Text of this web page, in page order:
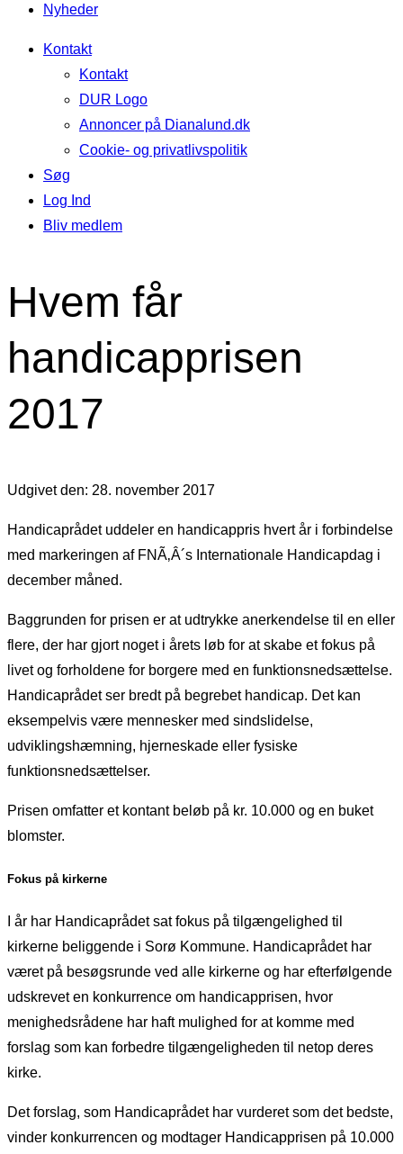
Nyheder
Kontakt
Kontakt
DUR Logo
Annoncer på Dianalund.dk
Cookie- og privatlivspolitik
Søg
Log Ind
Bliv medlem
Hvem får
handicapprisen
2017
Udgivet den: 28. november 2017
Handicaprådet uddeler en handicappris hvert år i forbindelse
med markeringen af FNÃ‚Â´s Internationale Handicapdag i
december måned.
Baggrunden for prisen er at udtrykke anerkendelse til en eller
flere, der har gjort noget i årets løb for at skabe et fokus på
livet og forholdene for borgere med en funktionsnedsættelse.
Handicaprådet ser bredt på begrebet handicap. Det kan
eksempelvis være mennesker med sindslidelse,
udviklingshæmning, hjerneskade eller fysiske
funktionsnedsættelser.
Prisen omfatter et kontant beløb på kr. 10.000 og en buket
blomster.
Fokus på kirkerne
I år har Handicaprådet sat fokus på tilgængelighed til
kirkerne beliggende i Sorø Kommune. Handicaprådet har
været på besøgsrunde ved alle kirkerne og har efterfølgende
udskrevet en konkurrence om handicapprisen, hvor
menighedsrådene har haft mulighed for at komme med
forslag som kan forbedre tilgængeligheden til netop deres
kirke.
Det forslag, som Handicaprådet har vurderet som det bedste,
vinder konkurrencen og modtager Handicapprisen på 10.000